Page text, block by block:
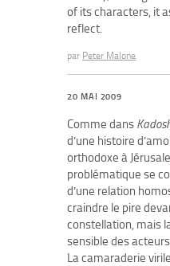
of its characters, it
reflect.
par Peter Malone
20 MAI 2009
Comme dans
d’une histoire
orthodoxe à
problématique se
d’une relation
craindre le pire
constellation, mais
sensible des
La camaraderie